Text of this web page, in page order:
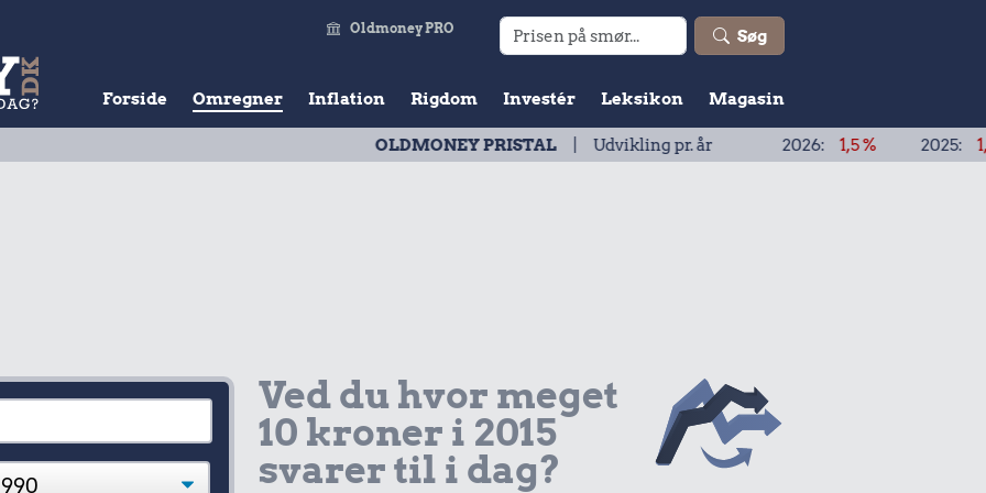
Søg
Oldmoney PRO
Forside Omregner Inflation Rigdom Investér Leksikon Magasin
OLDMONEY PRISTAL| Udvikling pr. år2026: 2025: 1,9 %
Ved du hvor meget
10 kroner i 2015
svarer til i dag?